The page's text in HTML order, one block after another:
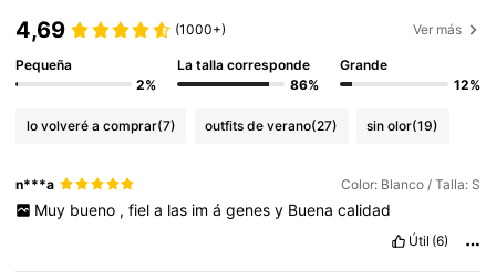
4,69 (1000+) Ver más
Pequeña
2%
La talla corresponde
86%
Grande
12%
lo volveré a comprar(7) outfits de verano(27) sin olor(19)
n***a Color: Blanco / Talla: S
Muy bueno , fiel a las im á genes y Buena calidad
Útil (6)